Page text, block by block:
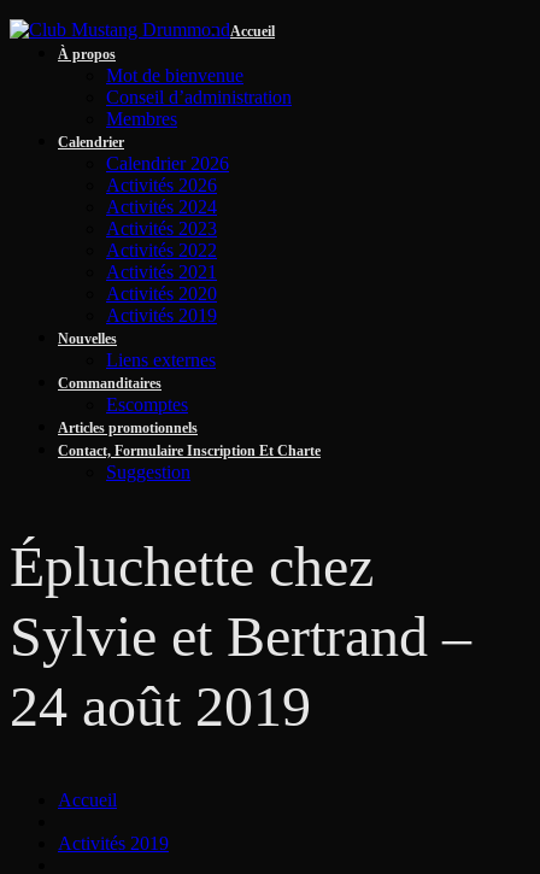
Accueil
À propos
Mot de bienvenue
Conseil d’administration
Membres
Calendrier
Calendrier 2026
Activités 2026
Activités 2024
Activités 2023
Activités 2022
Activités 2021
Activités 2020
Activités 2019
Nouvelles
Liens externes
Commanditaires
Escomptes
Articles promotionnels
Contact, Formulaire Inscription Et Charte
Suggestion
Épluchette chez
Sylvie et Bertrand –
24 août 2019
Accueil
Activités 2019